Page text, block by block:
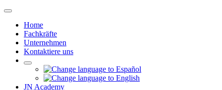
Zum
springen
Navigation
umschalten
Home
Fachkräfte
Unternehmen
Kontaktiere uns
JN Academy